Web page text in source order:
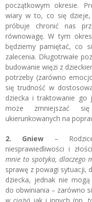
początkowym okresie.
wiary w to, co się
próbuje chronić nas
równowagę. W tym
będziemy pamiętać, co
zalecenia. Długotrwałe
budowanie więzi z
potrzeby (zarówno
się trudność w
dziecka i traktowanie go
może zmniejszać
ukierunkowanych na
2. Gniew– Rodzice
niesprawiedliwości i
mnie to spotyka, dlaczego
sprawę z powagi sytuacji,
dziecka, jednak nie
do obwiniania – zarówno